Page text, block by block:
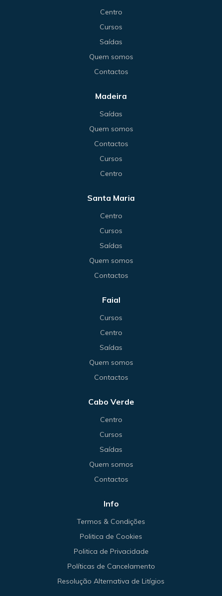
Centro
Cursos
Saídas
Quem somos
Contactos
Madeira
Saídas
Quem somos
Contactos
Cursos
Centro
Santa Maria
Centro
Cursos
Saídas
Quem somos
Contactos
Faial
Cursos
Centro
Saídas
Quem somos
Contactos
Cabo Verde
Centro
Cursos
Saídas
Quem somos
Contactos
Info
Termos & Condições
Politica de Cookies
Politica de Privacidade
Políticas de Cancelamento
Resolução Alternativa de Litígios